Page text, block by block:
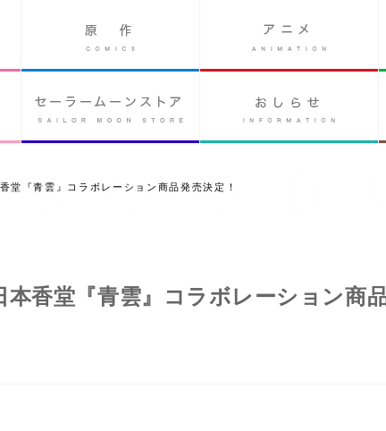
堂『青雲』コラボレーション商品発売決定！
香堂『青雲』コラボレーション商